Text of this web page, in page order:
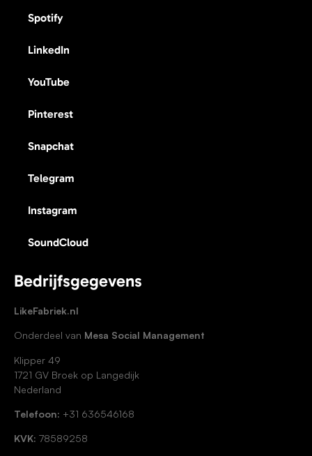
Spotify
LinkedIn
YouTube
Pinterest
Snapchat
Telegram
Instagram
SoundCloud
Bedrijfsgegevens
LikeFabriek.nl
Onderdeel van Mesa Social Management
Klipper 49
1721 GV Broek op Langedijk
Nederland
Telefoon: +31 636546168
KVK: 78589258